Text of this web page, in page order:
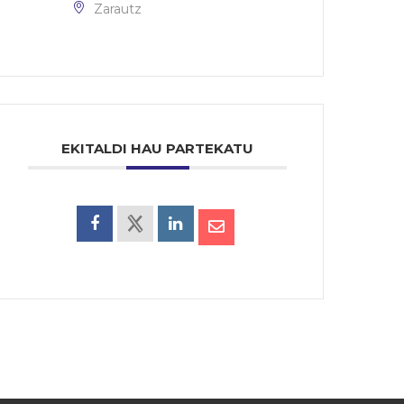
Zarautz
EKITALDI HAU PARTEKATU